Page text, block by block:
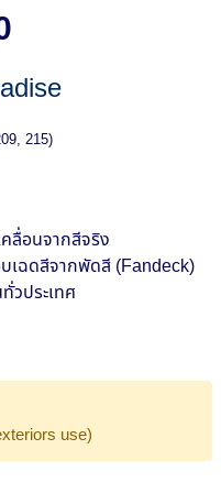
215)
ลื่อนจากสีจริง
เฉดสีจากพัดสี (Fandeck)
วประเทศ
use)